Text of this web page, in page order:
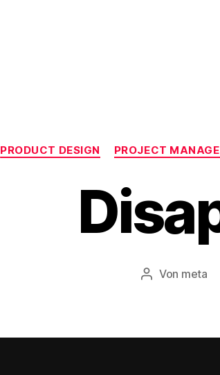
PRODUCT DESIGN PROJECT
Beitragsautor
Von meta